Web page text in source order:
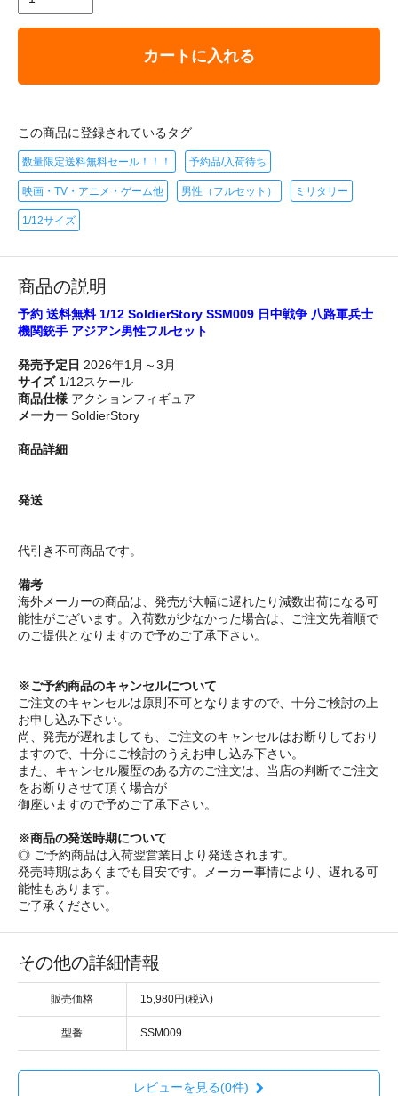
カートに入れる
この商品に登録されているタグ
数量限定送料無料セール！！！ 予約品/入荷待ち
映画・TV・アニメ・ゲーム他 男性（フルセット） ミリタリー
1/12サイズ
商品の説明
予約 送料無料 1/12 SoldierStory SSM009 日中戦争 八路軍兵士
機関銃手 アジアン男性フルセット
発売予定日 2026年1月～3月
サイズ1/12スケール
商品仕様 アクションフィギュア
メーカー SoldierStory
商品詳細
発送
代引き不可商品です。
備考
海外メーカーの商品は、発売が大幅に遅れたり減数出荷になる可
能性がございます。入荷数が少なかった場合は、ご注文先着順で
のご提供となりますので予めご了承下さい。
※ご予約商品のキャンセルについて
ご注文のキャンセルは原則不可となりますので、十分ご検討の上
お申し込み下さい。
尚、発売が遅れましても、ご注文のキャンセルはお断りしており
ますので、十分にご検討のうえお申し込み下さい。
また、キャンセル履歴のある方のご注文は、当店の判断でご注文
をお断りさせて頂く場合が
御座いますので予めご了承下さい。
※商品の発送時期について
◎ ご予約商品は入荷翌営業日より発送されます。
発売時期はあくまでも目安です。メーカー事情により、遅れる可
能性もあります。
ご了承ください。
その他の詳細情報
販売価格 15,980円(税込)
型番 SSM009
レビューを見る(0件)